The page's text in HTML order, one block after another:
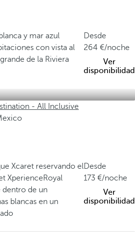
y mar azul
con vista al
de la Riviera
Desde
264
/noche
Ver
disponibilidad
- All Inclusive
Xcaret reservando el
XperienceRoyal
dentro de un
blancas en un
Desde
173
/noche
Ver
disponibilidad